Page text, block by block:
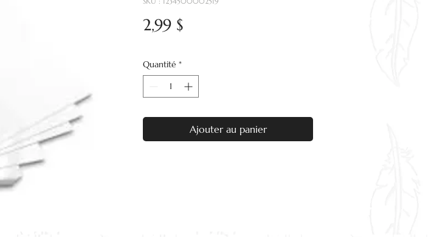
2,99 $
Quantité *
Ajouter au panier